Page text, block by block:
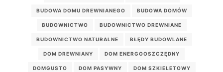
BUDOWA DOMU DREWNIANEGO BUDOWA DOMÓW
BUDOWNICTWO BUDOWNICTWO DREWNIANE
BUDOWNICTWO NATURALNE BŁĘDY BUDOWLANE
DOM DREWNIANY DOM ENERGOOSZCZĘDNY
DOMGUSTO DOM PASYWNY DOM SZKIELETOWY